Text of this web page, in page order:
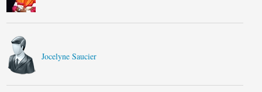
Jocelyne Saucier